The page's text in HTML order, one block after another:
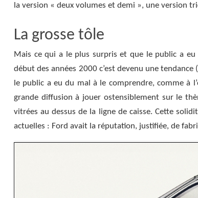
la version « deux volumes et demi », une version
La grosse tôle
Mais ce qui a le plus surpris et que le public a eu
début des années 2000 c’est devenu une
le public a eu du mal à le comprendre, comme à
grande diffusion à jouer ostensiblement sur le
vitrées au dessus de la ligne de caisse. Cette
actuelles : Ford avait la réputation, justifiée, de